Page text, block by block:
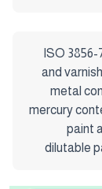
ISO
and
metal
mercury
paint
dilutable